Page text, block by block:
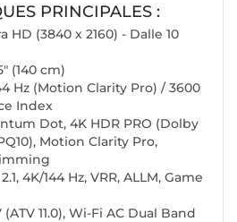
PRINCIPALES :
HD (3840 x 2160) - Dalle 10
(140 cm)
Hz (Motion Clarity Pro) / 3600
Index
Dot, 4K HDR PRO (Dolby
Motion Clarity Pro,
4K/144 Hz, VRR, ALLM, Game
11.0), Wi-Fi AC Dual Band